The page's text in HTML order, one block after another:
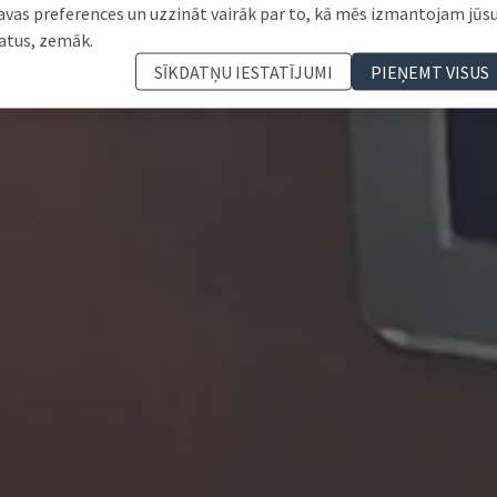
preferences un uzzināt vairāk par to, kā mēs izmantojam
zemāk.
SĪKDATŅU IESTATĪJUMI
PIEŅEMT VISUS